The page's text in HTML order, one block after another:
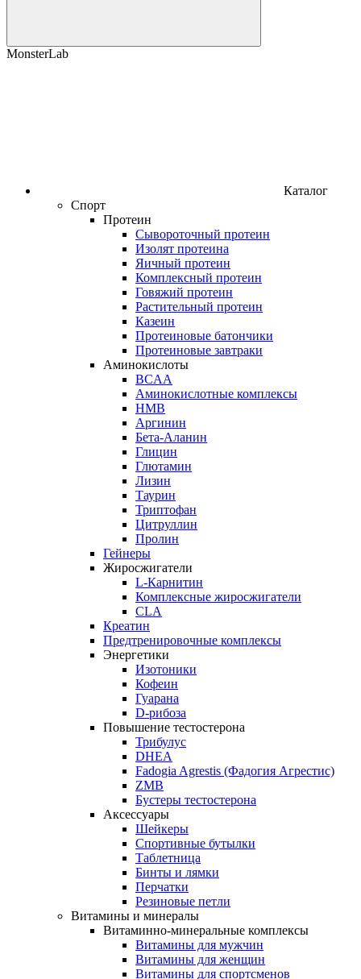
MonsterLab
Каталог
Спорт
Протеин
Сывороточный протеин
Изолят протеина
Яичный протеин
Комплексный протеин
Говяжий протеин
Растительный протеин
Казеин
Протеиновые батончики
Протеиновые завтраки
Аминокислоты
BCAA
Аминокислотные комплексы
HMB
Аргинин
Бета-Аланин
Глицин
Глютамин
Лизин
Таурин
Триптофан
Цитруллин
Пролин
Гейнеры
Жиросжигатели
L-Карнитин
Комплексные жиросжигатели
CLA
Креатин
Предтренировочные комплексы
Энергетики
Изотоники
Кофеин
Гуарана
D-рибоза
Повышение тестостерона
Трибулус
DHEA
Fadogia Agrestis (Фадогия Агрестис)
ZMB
Бустеры тестостерона
Аксессуары
Шейкеры
Спортивные бутылки
Таблетница
Бинты и лямки
Перчатки
Резиновые петли
Витамины и минералы
Витаминно-минеральные комплексы
Витамины для мужчин
Витамины для женщин
Витамины для спортсменов